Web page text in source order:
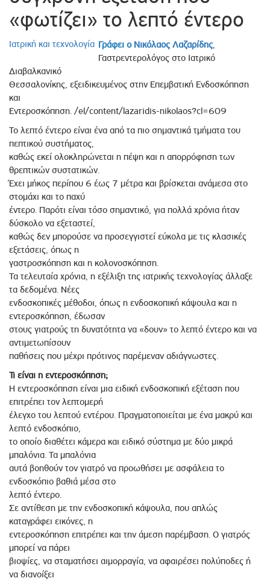
«φωτίζει» το λεπτό έντερο
Ιατρική και τεχνολογία Γράφει ο Νικόλαος Λαζαρίδης,
Γαστρεντερολόγος στο Ιατρικό
Διαβαλκανικό
Θεσσαλονίκης, εξειδικευμένος στην Επεμβατική Ενδοσκόπηση
και
Εντεροσκόπηση. /el/content/lazaridis-nikolaos?cl=609
Το λεπτό έντερο είναι ένα από τα πιο σημαντικά τμήματα του
πεπτικού συστήματος,
καθώς εκεί ολοκληρώνεται η πέψη και η απορρόφηση των
θρεπτικών συστατικών.
Έχει μήκος περίπου 6 έως 7 μέτρα και βρίσκεται ανάμεσα στο
στομάχι και το παχύ
έντερο. Παρότι είναι τόσο σημαντικό, για πολλά χρόνια ήταν
δύσκολο να εξεταστεί,
καθώς δεν μπορούσε να προσεγγιστεί εύκολα με τις κλασικές
εξετάσεις, όπως η
γαστροσκόπηση και η κολονοσκόπηση.
Τα τελευταία χρόνια, η εξέλιξη της ιατρικής τεχνολογίας άλλαξε
τα δεδομένα. Νέες
ενδοσκοπικές μέθοδοι, όπως η ενδοσκοπική κάψουλα και η
εντεροσκόπηση, έδωσαν
στους γιατρούς τη δυνατότητα να «δουν» το λεπτό έντερο και να
αντιμετωπίσουν
παθήσεις που μέχρι πρότινος παρέμεναν αδιάγνωστες.
Τι είναι η εντεροσκόπηση;
Η εντεροσκόπηση είναι μια ειδική ενδοσκοπική εξέταση που
επιτρέπει τον λεπτομερή
έλεγχο του λεπτού εντέρου. Πραγματοποιείται με ένα μακρύ και
λεπτό ενδοσκόπιο,
το οποίο διαθέτει κάμερα και ειδικό σύστημα με δύο μικρά
μπαλόνια. Τα μπαλόνια
αυτά βοηθούν τον γιατρό να προωθήσει με ασφάλεια το
ενδοσκόπιο βαθιά μέσα στο
λεπτό έντερο.
Σε αντίθεση με την ενδοσκοπική κάψουλα, που απλώς
καταγράφει εικόνες, η
εντεροσκόπηση επιτρέπει και την άμεση παρέμβαση. Ο γιατρός
μπορεί να πάρει
βιοψίες, να σταματήσει αιμορραγία, να αφαιρέσει πολύποδες ή
να διανοίξει